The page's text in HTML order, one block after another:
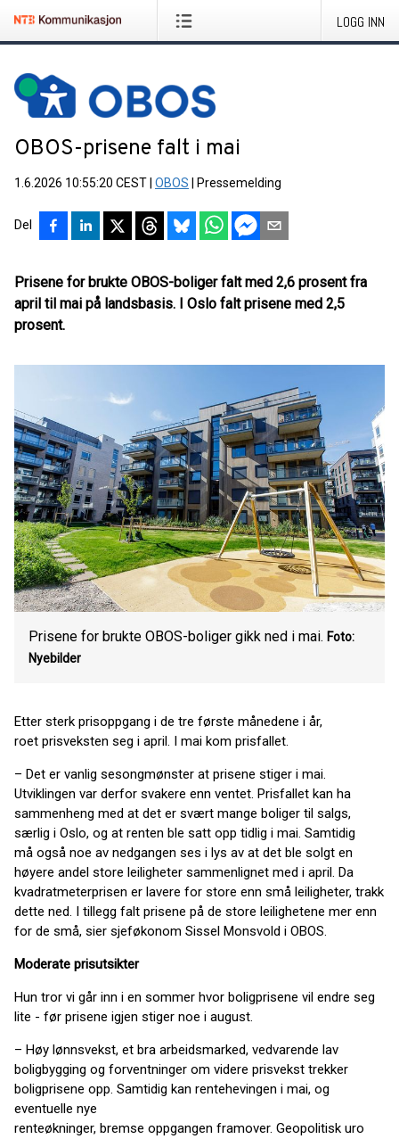
LOGG INN
OBOS-prisene falt i mai
1.6.2026 10:55:20 CEST OBOS Pressemelding
Del
Prisene for brukte OBOS-boliger falt med 2,6 prosent fra
april til mai på landsbasis. I Oslo falt prisene med 2,5
prosent.
Prisene for brukte OBOS-boliger gikk ned i mai. Foto:
Nyebilder
Etter sterk prisoppgang i de tre første månedene i år,
roet prisveksten seg i april. I mai kom prisfallet.
– Det er vanlig sesongmønster at prisene stiger i mai.
Utviklingen var derfor svakere enn ventet. Prisfallet kan ha
sammenheng med at det er svært mange boliger til salgs,
særlig i Oslo, og at renten ble satt opp tidlig i mai. Samtidig
må også noe av nedgangen ses i lys av at det ble solgt en
høyere andel store leiligheter sammenlignet med i april. Da
kvadratmeterprisen er lavere for store enn små leiligheter, trakk
dette ned. I tillegg falt prisene på de store leilighetene mer enn
for de små, sier sjeføkonom Sissel Monsvold i OBOS.
Moderate prisutsikter
Hun tror vi går inn i en sommer hvor boligprisene vil endre seg
lite - før prisene igjen stiger noe i august.
– Høy lønnsvekst, et bra arbeidsmarked, vedvarende lav
boligbygging og forventninger om videre prisvekst trekker
boligprisene opp. Samtidig kan rentehevingen i mai, og
eventuelle nye
renteøkninger, bremse oppgangen framover. Geopolitisk uro